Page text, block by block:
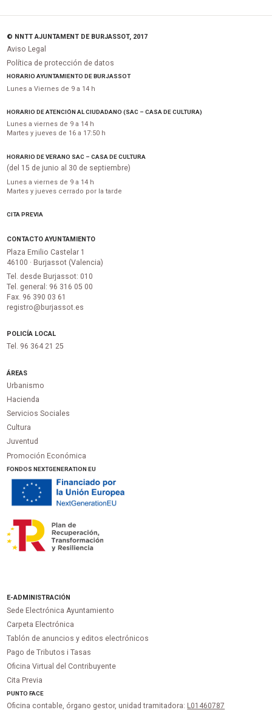
© NNTT AJUNTAMENT DE BURJASSOT, 2017
Aviso Legal
Política de protección de datos
HORARIO AYUNTAMIENTO DE BURJASSOT
Lunes a Viernes de 9 a 14 h
HORARIO DE ATENCIÓN AL CIUDADANO (SAC – CASA DE CULTURA)
Lunes a viernes de 9 a 14 h
Martes y jueves de 16 a 17:50 h
HORARIO DE VERANO SAC – CASA DE CULTURA
(del 15 de junio al 30 de septiembre)
Lunes a viernes de 9 a 14 h
Martes y jueves cerrado por la tarde
CITA PREVIA
CONTACTO AYUNTAMIENTO
Plaza Emilio Castelar 1
46100 · Burjassot (Valencia)
Tel. desde Burjassot: 010
Tel. general: 96 316 05 00
Fax. 96 390 03 61
registro@burjassot.es
POLICÍA LOCAL
Tel. 96 364 21 25
ÁREAS
Urbanismo
Hacienda
Servicios Sociales
Cultura
Juventud
Promoción Económica
FONDOS NEXTGENERATION EU
E-ADMINISTRACIÓN
Sede Electrónica Ayuntamiento
Carpeta Electrónica
Tablón de anuncios y editos electrónicos
Pago de Tributos i Tasas
Oficina Virtual del Contribuyente
Cita Previa
PUNTOFACE
Oficina contable, órgano gestor, unidad tramitadora: L01460787